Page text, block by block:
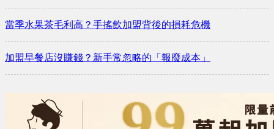
當季水果茶毛利高？手搖飲加盟背後的損耗危機
加盟早餐店沒賺錢？新手常忽略的「報廢成本」